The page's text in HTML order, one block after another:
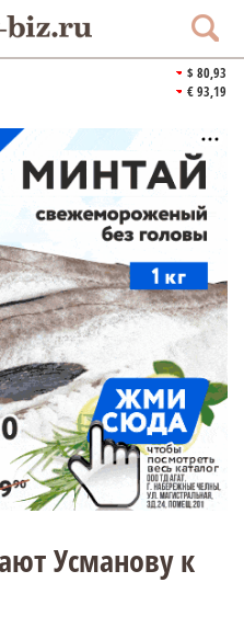
$ 80,93
€ 93,19
Усманову к